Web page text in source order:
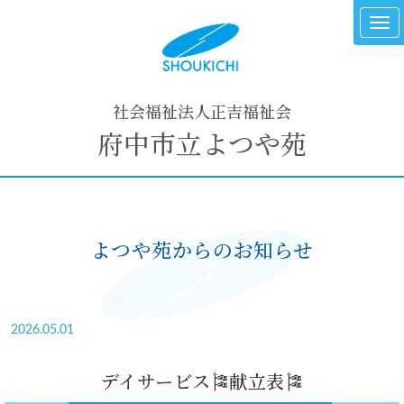
社会福祉法人正吉福祉会
府中市立よつや苑
よつや苑からのお知らせ
2026.05.01
デイサービス🎏献立表🎏